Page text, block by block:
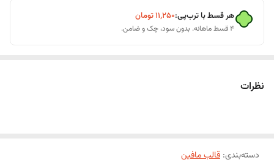
هر قسط با ترب‌پی:۱۱٬۲۵۰تومان
۴ قسط ماهانه. بدون سود، چک و ضامن.
نظرات
دسته‌بندی: قالب مافین